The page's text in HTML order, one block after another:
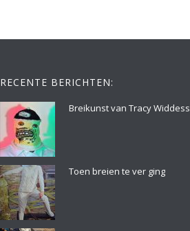
RECENTE BERICHTEN:
Breikunst van Tracy Widdess
Toen breien te ver ging